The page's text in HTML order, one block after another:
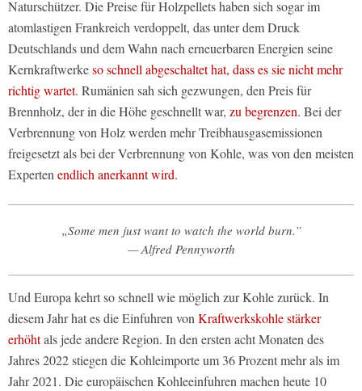
Naturschützer. Die Preise für Holzpellets haben sich sogar im
atomlastigen Frankreich verdoppelt, das unter dem Druck
Deutschlands und dem Wahn nach erneuerbaren Energien seine
Kernkraftwerkeso schnell abgeschaltet hat, dass es sie nicht mehr
richtig wartet. Rumänien sah sich gezwungen, den Preis für
Brennholz, der in die Höhe geschnellt war, zu begrenzen. Bei der
Verbrennung von Holz werden mehr Treibhausgasemissionen
freigesetzt als bei der Verbrennung von Kohle, was von den meisten
Experten endlich anerkannt wird.
„Some men just want to watch the world burn.”
— Alfred Pennyworth
Und Europa kehrt so schnell wie möglich zur Kohle zurück. In
diesem Jahr hat es die Einfuhren von Kraftwerkskohle stärker
erhöhtals jede andere Region. In den ersten acht Monaten des
Jahres 2022 stiegen die Kohleimporte um 36 Prozent mehr als im
Jahr 2021. Die europäischen Kohleeinfuhren machen heute 10